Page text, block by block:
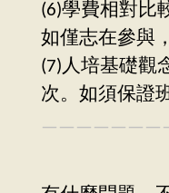
(6)學費相對比
如僅志在參與
(7)人培基礎觀
次。如須保證